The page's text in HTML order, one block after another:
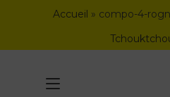
Accueil » compo-4-
Toggle